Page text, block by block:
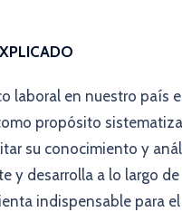
laboral en nuestro país
propósito
su conocimiento y
y desarrolla a lo largo
indispensable para